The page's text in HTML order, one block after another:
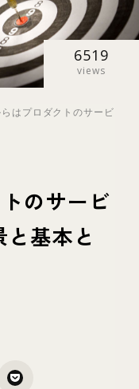
ン
ー
6519
views
はプロダクトのサービ
のサービ
基本と